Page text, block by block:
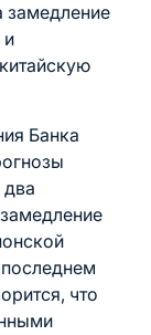
замедление
и
Банка
что